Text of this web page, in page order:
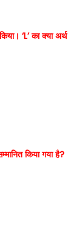
‘L’ का क्या अर्थ
किया गया है?